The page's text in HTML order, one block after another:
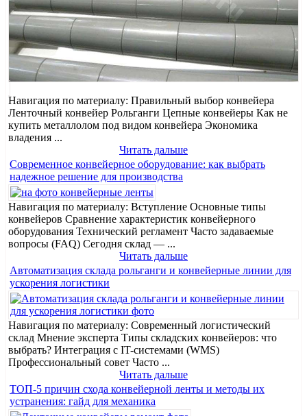
Навигация по материалу: Правильный выбор конвейера
Ленточный конвейер Рольганги Цепные конвейеры Как не
купить металлолом под видом конвейера Экономика
владения ...
Читать дальше
Современное конвейерное оборудование: как выбрать
надежное решение для производства
Навигация по материалу: Вступление Основные типы
конвейеров Сравнение характеристик конвейерного
оборудования Технический регламент Часто задаваемые
вопросы (FAQ) Сегодня склад — ...
Читать дальше
Автоматизация склада рольганги и конвейерные линии для
ускорения логистики
Навигация по материалу: Современный логистический
склад Мнение эксперта Типы складских конвейеров: что
выбрать? Интеграция с IT-системами (WMS)
Профессиональный совет Часто ...
Читать дальше
ТОП-5 причин схода конвейерной ленты и методы их
устранения: гайд для механика